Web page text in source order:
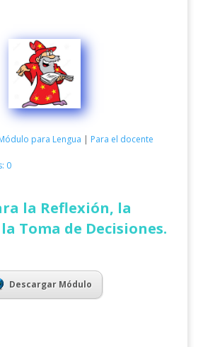
para Lengua | Para el docente
0
la Reflexión, la
Toma de Decisiones.
Descargar Módulo